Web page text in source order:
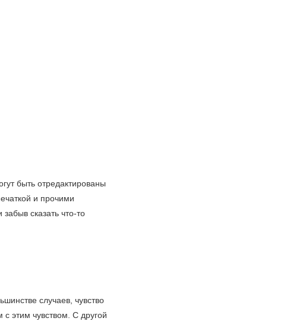
быть отредактированы
и прочими
сказать что-то
случаев, чувство
с этим чувством. С другой